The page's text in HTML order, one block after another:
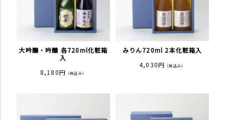
大吟醸・吟醸 各720ml化粧箱
入
8,180円 （税込み）
みりん720ml 2本化粧箱入
4,030円 （税込み）